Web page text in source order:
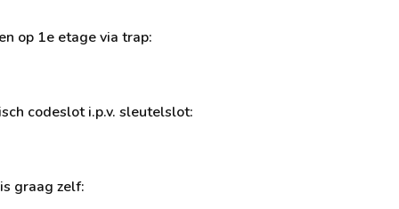
op 1e etage via trap:
codeslot i.p.v. sleutelslot:
graag zelf: